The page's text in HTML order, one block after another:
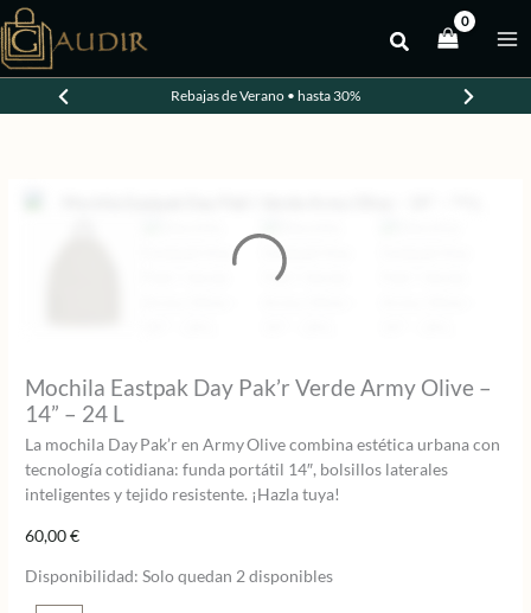
al
contenido
Rebajas de Verano • hasta 30%
Mochila Eastpak Day Pak’r Verde Army Olive –
14” – 24 L
La mochila Day Pak’r en Army Olive combina estética urbana con
tecnología cotidiana: funda portátil 14″, bolsillos laterales
inteligentes y tejido resistente. ¡Hazla tuya!
60,00€
Disponibilidad: Solo quedan 2 disponibles